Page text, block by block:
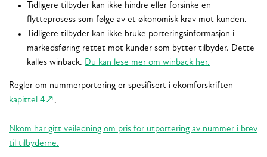
Tidligere tilbyder kan ikke hindre eller forsinke en
flytteprosess som følge av et økonomisk krav mot kunden.
Tidligere tilbyder kan ikke bruke porteringsinformasjon i
markedsføring rettet mot kunder som bytter tilbyder. Dette
kalles winback. Du kan lese mer om winback her.
Regler om nummerportering er spesifisert i ekomforskriften
kapittel 4
.
Nkom har gitt veiledning om pris for utportering av nummer i brev
til tilbyderne.